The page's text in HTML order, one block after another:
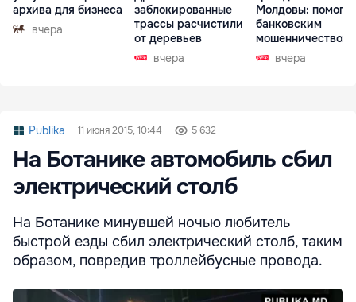
архива для бизнеса
вчера
заблокированные
трассы расчистили
от деревьев
вчера
Молдовы:
банковским
мошенничеством
Чехиивчера
Publika 11 июня 2015, 10:44 5 632
На Ботанике автомобиль сбил
электрический столб
На Ботанике минувшей ночью любитель
быстрой езды сбил электрический столб, таким
образом, повредив троллейбусные провода.